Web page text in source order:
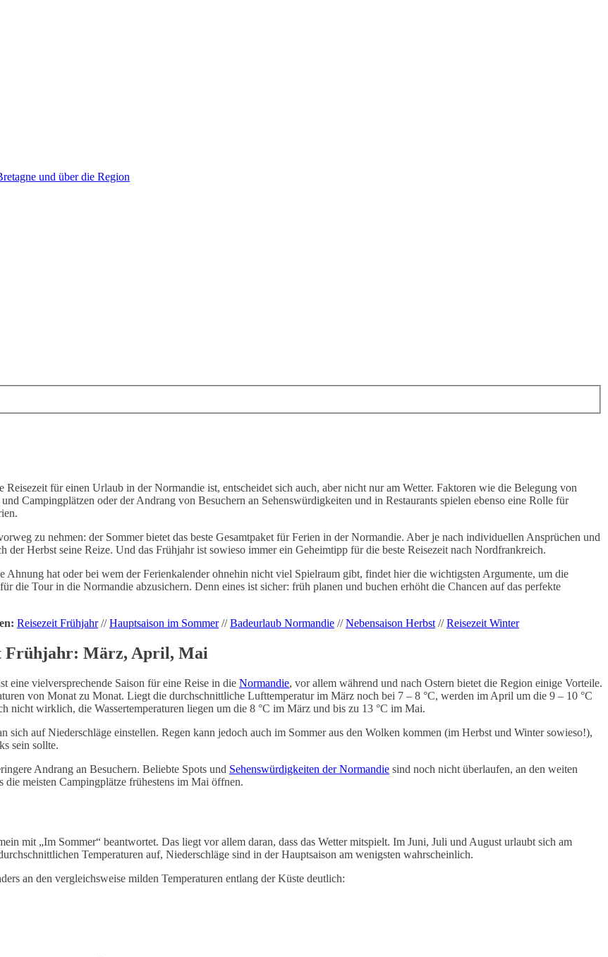
und über die Region
Reisezeit für einen Urlaub in der Normandie ist, entscheidet sich auch, aber nicht nur am Wetter. Faktoren wie die Belegung von
und Campingplätzen oder der Andrang von Besuchern an Sehenswürdigkeiten und in Restaurants spielen ebenso eine Rolle für
zu nehmen: der Sommer bietet das beste Gesamtpaket für Ferien in der Normandie. Aber je nach individuellen Ansprüchen und
der Herbst seine Reize. Und das Frühjahr ist sowieso immer ein Geheimtipp für die beste Reisezeit nach Nordfrankreich.
Ahnung hat oder bei wem der Ferienkalender ohnehin nicht viel Spielraum gibt, findet hier die wichtigsten Argumente, um die
die Tour in die Normandie abzusichern. Denn eines ist sicher: früh planen und buchen erhöht die Chancen auf das perfekte
Reisezeit Frühjahr//Hauptsaison im Sommer//Badeurlaub Normandie //Nebensaison Herbst //Reisezeit Winter
Frühjahr: März, April, Mai
eine vielversprechende Saison für eine Reise in die Normandie, vor allem während und nach Ostern bietet die Region einige Vorteile.
von Monat zu Monat. Liegt die durchschnittliche Lufttemperatur im März noch bei 7 – 8 °C, werden im April um die 9 – 10 °C
nicht wirklich, die Wassertemperaturen liegen um die 8 °C im März und bis zu 13 °C im Mai.
sich auf Niederschläge einstellen. Regen kann jedoch auch im Sommer aus den Wolken kommen (im Herbst und Winter sowieso!),
sein sollte.
Andrang an Besuchern. Beliebte Spots und Sehenswürdigkeiten der Normandie sind noch nicht überlaufen, an den weiten
die meisten Campingplätze frühestens im Mai öffnen.
mit „Im Sommer“ beantwortet. Das liegt vor allem daran, dass das Wetter mitspielt. Im Juni, Juli und August urlaubt sich am
Temperaturen auf, Niederschläge sind in der Hauptsaison am wenigsten wahrscheinlich.
an den vergleichsweise milden Temperaturen entlang der Küste deutlich: